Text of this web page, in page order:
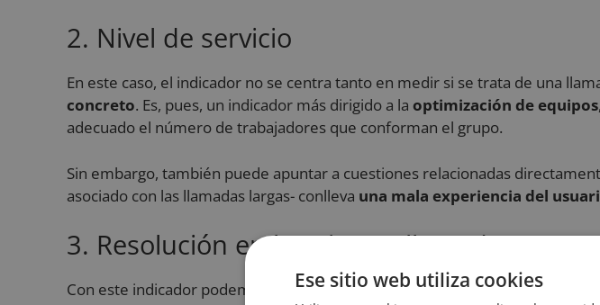
2. Nivel de servicio
En este caso, el indicador no se centra tanto en medir si se trata de una
concreto. Es, pues, un indicador más dirigido a la optimización de equipos
adecuado el número de trabajadores que conforman el grupo.
Sin embargo, también puede apuntar a cuestiones relacionadas
asociado con las llamadas largas- conlleva una mala experiencia del
3. Resolución en la primera llamada
Con este indicador podemos cifrarcuántas consultas son resueltas en
Ese sitio web utiliza cookies